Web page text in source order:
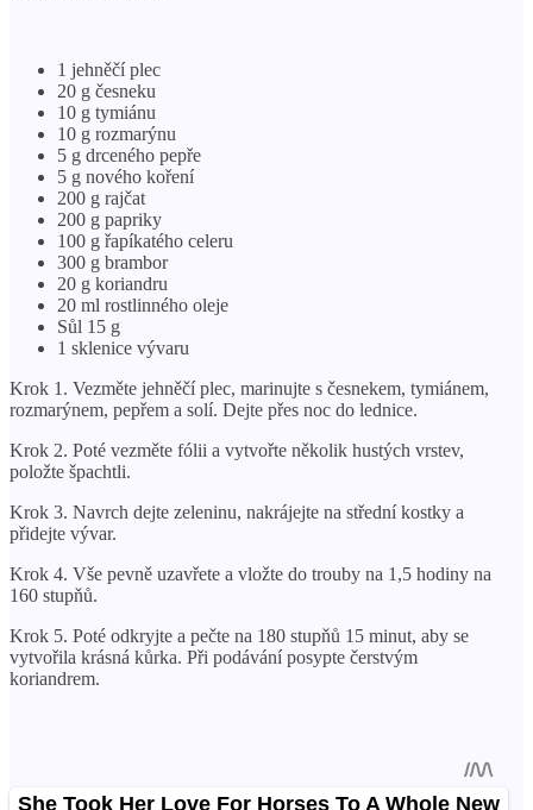
1 jehněčí plec
20 g česneku
10 g tymiánu
10 g rozmarýnu
5 g drceného pepře
5 g nového koření
200 g rajčat
200 g papriky
100 g řapíkatého celeru
300 g brambor
20 g koriandru
20 ml rostlinného oleje
Sůl 15 g
1 sklenice vývaru
Krok 1. Vezměte jehněčí plec, marinujte s česnekem, tymiánem,
rozmarýnem, pepřem a solí. Dejte přes noc do lednice.
Krok 2. Poté vezměte fólii a vytvořte několik hustých vrstev,
položte špachtli.
Krok 3. Navrch dejte zeleninu, nakrájejte na střední kostky a
přidejte vývar.
Krok 4. Vše pevně uzavřete a vložte do trouby na 1,5 hodiny na
160 stupňů.
Krok 5. Poté odkryjte a pečte na 180 stupňů 15 minut, aby se
vytvořila krásná kůrka. Při podávání posypte čerstvým
koriandrem.